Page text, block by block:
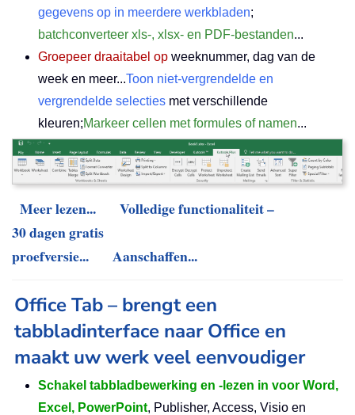
gegevens op in meerdere werkbladen;
batchconverteer xls-, xlsx- en PDF-bestanden...
Groepeer draaitabel op weeknummer, dag van de
week en meer...Toon niet-vergrendelde en
vergrendelde selecties met verschillende
kleuren;Markeer cellen met formules of namen...
Meer lezen...
Volledige functionaliteit –
30 dagen gratis
proefversie...
Aanschaffen...
Office Tab – brengt een
tabbladinterface naar Office en
maakt uw werk veel eenvoudiger
Schakel tabbladbewerking en -lezen in voor Word,
Excel, PowerPoint, Publisher, Access, Visio en